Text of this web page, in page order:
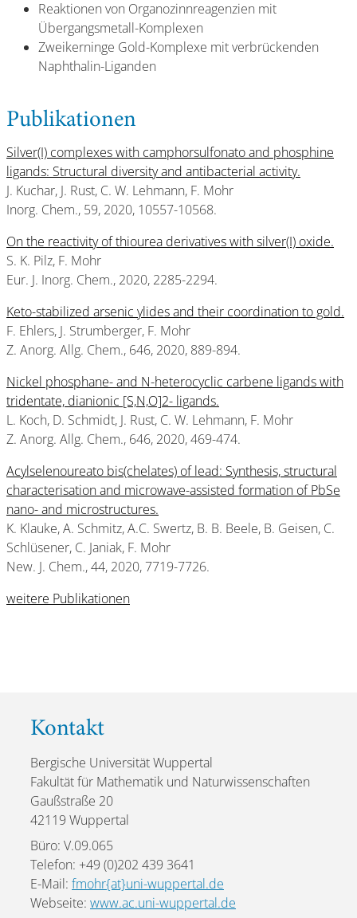
Reaktionen von Organozinnreagenzien mit
Übergangsmetall-Komplexen
Zweikerninge Gold-Komplexe mit verbrückenden
Naphthalin-Liganden
Publikationen
Silver(I) complexes with camphorsulfonato and phosphine
ligands: Structural diversity and antibacterial activity.
J. Kuchar, J. Rust, C. W. Lehmann, F. Mohr
Inorg. Chem., 59, 2020, 10557-10568.
On the reactivity of thiourea derivatives with silver(I) oxide.
S. K. Pilz, F. Mohr
Eur. J. Inorg. Chem., 2020, 2285-2294.
Keto-stabilized arsenic ylides and their coordination to gold.
F. Ehlers, J. Strumberger, F. Mohr
Z. Anorg. Allg. Chem., 646, 2020, 889-894.
Nickel phosphane- and N-heterocyclic carbene ligands with
tridentate, dianionic [S,N,O]2- ligands.
L. Koch, D. Schmidt, J. Rust, C. W. Lehmann, F. Mohr
Z. Anorg. Allg. Chem., 646, 2020, 469-474.
Acylselenoureato bis(chelates) of lead: Synthesis, structural
characterisation and microwave-assisted formation of PbSe
nano- and microstructures.
K. Klauke, A. Schmitz, A.C. Swertz, B. B. Beele, B. Geisen, C.
Schlüsener, C. Janiak, F. Mohr
New. J. Chem., 44, 2020, 7719-7726.
weitere Publikationen
Kontakt
Bergische Universität Wuppertal
Fakultät für Mathematik und Naturwissenschaften
Gaußstraße 20
42119 Wuppertal
Büro: V.09.065
Telefon: +49 (0)202 439 3641
E-Mail: fmohr{at}uni-wuppertal.de
Webseite: www.ac.uni-wuppertal.de